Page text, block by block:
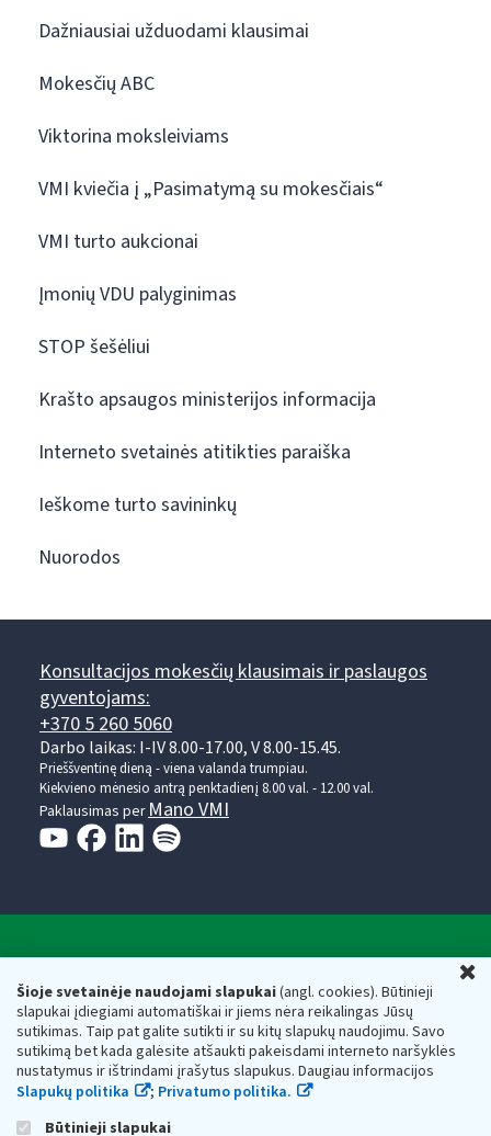
Šioje svetainėje naudojami slapukai(angl. cookies). Būtinieji
slapukai įdiegiami automatiškai ir jiems nėra reikalingas Jūsų
sutikimas. Taip pat galite sutikti ir su kitų slapukų naudojimu. Savo
sutikimą bet kada galėsite atšaukti pakeisdami interneto naršyklės
nustatymus ir ištrindami įrašytus slapukus. Daugiau informacijos
Slapukų politika
; Privatumo politika.
Būtinieji slapukai
Dažniausiai užduodami klausimai
Mokesčių ABC
Viktorina moksleiviams
VMI kviečia į „Pasimatymą su mokesčiais“
VMI turto aukcionai
Įmonių VDU palyginimas
STOP šešėliui
Krašto apsaugos ministerijos informacija
Interneto svetainės atitikties paraiška
Ieškome turto savininkų
Nuorodos
Konsultacijos mokesčių klausimais ir paslaugos
gyventojams:
+370 5 260 5060
Darbo laikas: I-IV 8.00-17.00, V 8.00-15.45.
Prieššventinę dieną - viena valanda trumpiau.
Kiekvieno mėnesio antrą penktadienį 8.00 val. - 12.00 val.
Paklausimas per Mano VMI
Respublikos finansų ministerijos
Biudžetinė įstaiga. Juridinio asmens kodas — 188659752,
adresas: Vasario 16-osios g. 14, 01107 Vilnius, Lietuva, el.paštas:
vmi@vmi.lt, E. pristatymo dėžutės adresas 188659752
Duomenys apie Valstybinę mokesčių inspekciją prie Lietuvos
Respublikos finansų ministerijos kaupiami ir saugomi Juridinių